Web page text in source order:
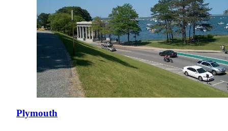
Plymouth